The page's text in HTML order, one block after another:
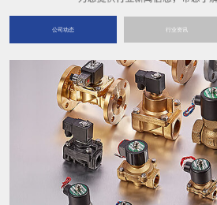
公司动态 行业资讯